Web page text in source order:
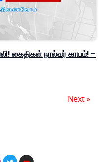
கைதிகள் நால்வர் காயம்! –
Next »